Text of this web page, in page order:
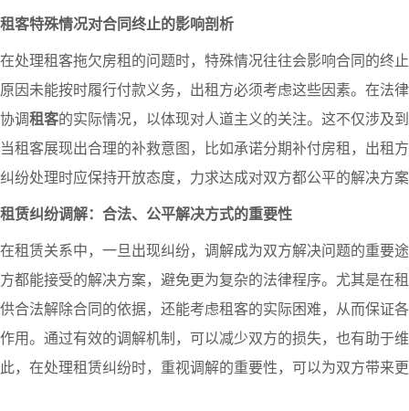
租客特殊情况对合同终止的影响剖析
在处理租客拖欠房租的问题时，特殊情况往往会影响合同的终
原因未能按时履行付款义务，出租方必须考虑这些因素。在法
协调租客的实际情况，以体现对人道主义的关注。这不仅涉及
当租客展现出合理的补救意图，比如承诺分期补付房租，出租
纠纷处理时应保持开放态度，力求达成对双方都公平的解决方
租赁纠纷调解：合法、公平解决方式的重要性
在租赁关系中，一旦出现纠纷，调解成为双方解决问题的重要
方都能接受的解决方案，避免更为复杂的法律程序。尤其是在
供合法解除合同的依据，还能考虑租客的实际困难，从而保证
作用。通过有效的调解机制，可以减少双方的损失，也有助于
此，在处理租赁纠纷时，重视调解的重要性，可以为双方带来